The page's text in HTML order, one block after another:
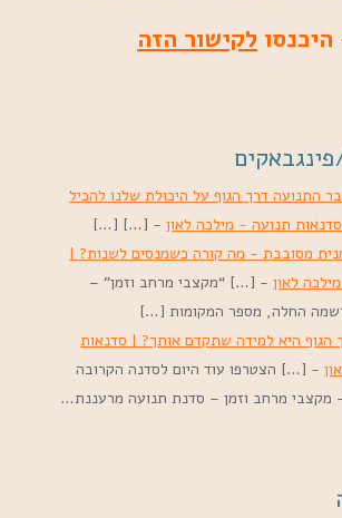
לקישור הזה
התנועה דרך הגוף על היכולת שלנו להכיל
תנועה - מילכה לאון- […] […]
מסובבת - מה קורה כשמנסים לשנות? |
לאון- […] “מקצבי מרחב וזמן” –
החלה, מספר המקומות […]
הגוף היא למידה שתקדם אותך? | סדנאות
- […] הצטרפו עוד היום לסדנה הקרובה
מקצבי מרחב וזמן – סדנת תנועה מרעננת…